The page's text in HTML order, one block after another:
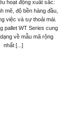
hoạt động xuất sắc:
mẽ, độ bền hàng đầu,
việc và sự thoải mái.
pallet WT Series cung
về mẫu mã rộng
nhất [...]